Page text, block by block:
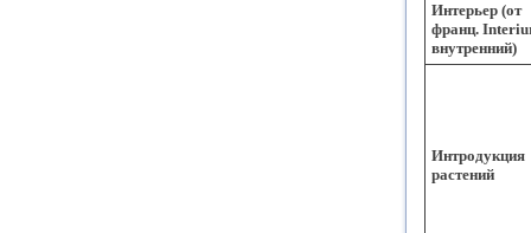
Интерьер (от
франц.
внутренний)
Интродукция
растений